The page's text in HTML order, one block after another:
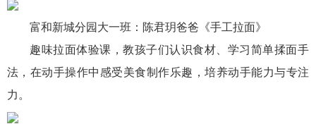
富和新城分园大一班：陈君玥爸爸《手工拉面》
趣味拉面体验课，教孩子们认识食材、学习简单揉面手
法，在动手操作中感受美食制作乐趣，培养动手能力与专注
力。